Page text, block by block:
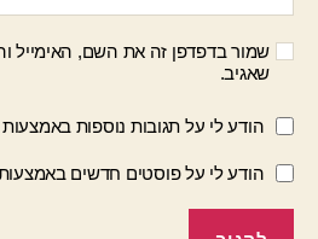
שמור בדפדפן זה את השם, האימייל
שאגיב.
הודע לי על תגובות נוספות באמצעות
הודע לי על פוסטים חדשים באמצעות